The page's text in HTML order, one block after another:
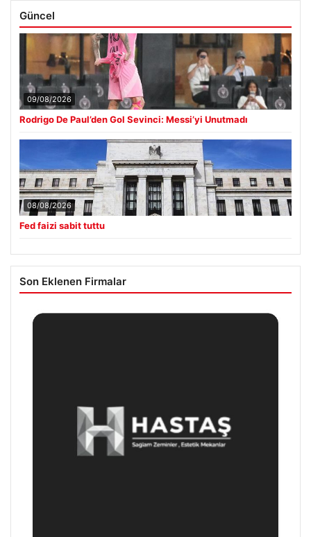
Güncel
09/08/2026
Rodrigo De Paul’den Gol Sevinci: Messi’yi Unutmadı
08/08/2026
Fed faizi sabit tuttu
Son Eklenen Firmalar